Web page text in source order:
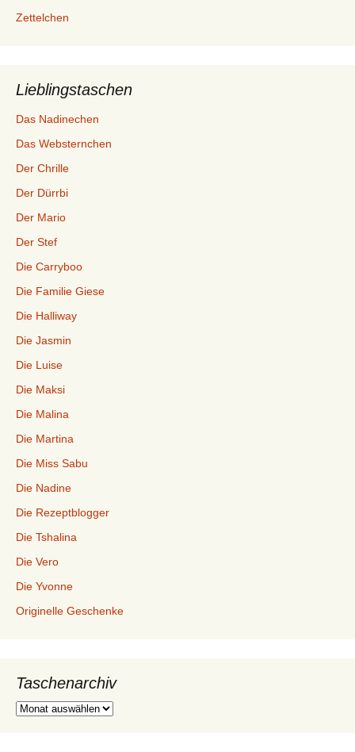
Zettelchen
Lieblingstaschen
Das Nadinechen
Das Websternchen
Der Chrille
Der Dürrbi
Der Mario
Der Stef
Die Carryboo
Die Familie Giese
Die Halliway
Die Jasmin
Die Luise
Die Maksi
Die Malina
Die Martina
Die Miss Sabu
Die Nadine
Die Rezeptblogger
Die Tshalina
Die Vero
Die Yvonne
Originelle Geschenke
Taschenarchiv
Taschenarchiv